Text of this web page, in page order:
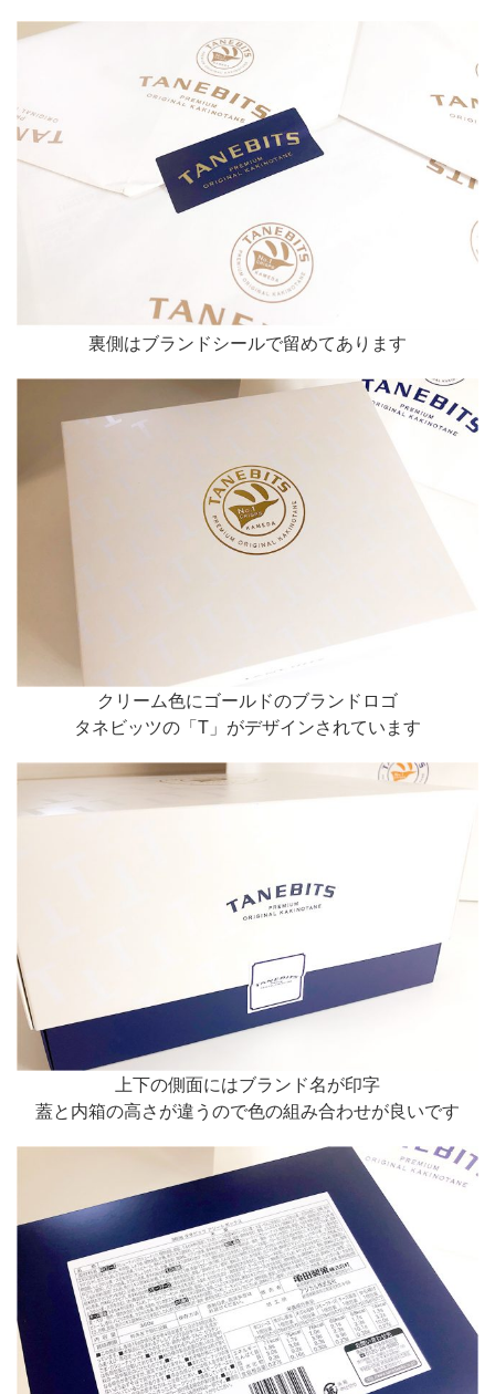
裏側はブランドシールで留めてあります
クリーム色にゴールドのブランドロゴ
タネビッツの「T」がデザインされています
上下の側面にはブランド名が印字
蓋と内箱の高さが違うので色の組み合わせが良いです